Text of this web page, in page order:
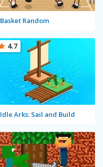
Basket Random
Idle Arks: Sail and Build
4.7